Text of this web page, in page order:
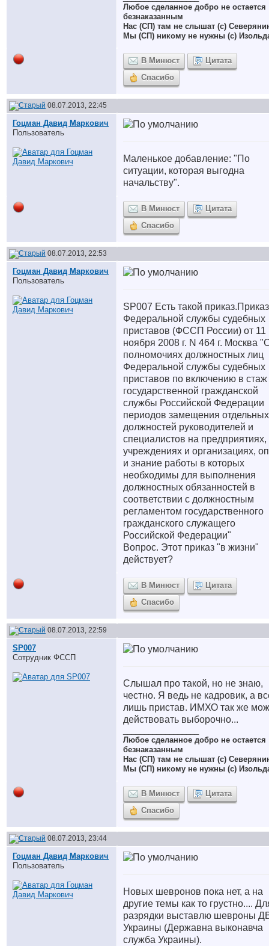
Любое сделанное добро не остается
безнаказанным
Нас (СП) там не слышат (с)
Мы (СП) никому не нужны (с)
В Минюст
Цитата
Спасибо
08.07.2013, 22:45
Гоцман Давид Маркович
Пользователь
Маленькое добавление: "По
ситуации, которая выгодна
начальству".
В Минюст
Цитата
Спасибо
08.07.2013, 22:53
Гоцман Давид Маркович
Пользователь
SP007 Есть такой приказ.Приказ
Федеральной службы судебных
приставов (ФССП России) от 11
ноября 2008 г. N 464 г. Москва
полномочиях должностных лиц
Федеральной службы судебных
приставов по включению в стаж
государственной гражданской
службы Российской Федерации
периодов замещения отдельных
должностей руководителей и
специалистов на предприятиях,
учреждениях и организациях,
и знание работы в которых
необходимы для выполнения
должностных обязанностей в
соответствии с должностным
регламентом государственного
гражданского служащего
Российской Федерации"
Вопрос. Этот приказ "в жизни"
действует?
В Минюст
Цитата
Спасибо
08.07.2013, 22:59
SP007
Сотрудник ФССП
Слышал про такой, но не знаю,
честно. Я ведь не кадровик, а
лишь пристав. ИМХО так же
действовать выборочно...
Любое сделанное добро не остается
безнаказанным
Нас (СП) там не слышат (с)
Мы (СП) никому не нужны (с)
В Минюст
Цитата
Спасибо
08.07.2013, 23:44
Гоцман Давид Маркович
Пользователь
Новых шевронов пока нет, а на
другие темы как то грустно....
разрядки выставлю шевроны
Украины (Державна выконавча
служба Украины).